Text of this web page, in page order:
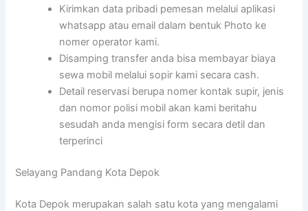
Kirimkan data pribadi pemesan melalui aplikasi
whatsapp atau email dalam bentuk Photo ke
nomer operator kami.
Disamping transfer anda bisa membayar biaya
sewa mobil melalui sopir kami secara cash.
Detail reservasi berupa nomer kontak supir, jenis
dan nomor polisi mobil akan kami beritahu
sesudah anda mengisi form secara detil dan
terperinci
Selayang Pandang Kota Depok
Kota Depok merupakan salah satu kota yang mengalami